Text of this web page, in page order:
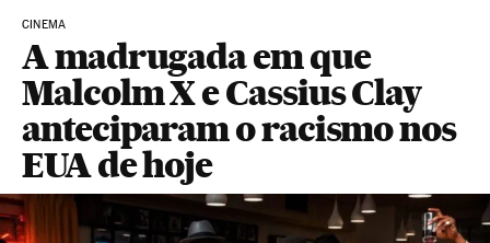
CINEMA
A madrugada em que
Malcolm X e Cassius Clay
anteciparam o racismo nos
EUA de hoje